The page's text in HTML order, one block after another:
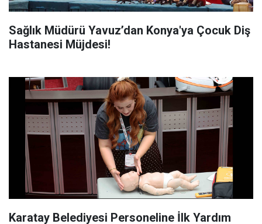
Sağlık Müdürü Yavuz’dan Konya'ya Çocuk Diş
Hastanesi Müjdesi!
Karatay Belediyesi Personeline İlk Yardım